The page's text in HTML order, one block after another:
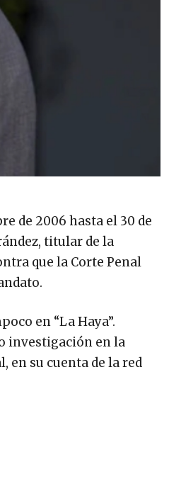
de 2006 hasta el 30 de
titular de la
que la Corte Penal
en “La Haya”.
investigación en la
en su cuenta de la red